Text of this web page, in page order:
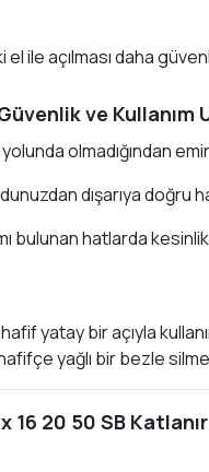
el ile açılması daha
ve Kullanım
yolunda olmadığından
dışarıya doğru
bulunan hatlarda
hafif yatay bir açıyla
yağlı bir bezle
20 50 SB